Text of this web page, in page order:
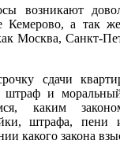
возникают
Кемерово, а так
Москва, Санкт-
сдачи
штраф и
каким
штрафа, пени
какого закона